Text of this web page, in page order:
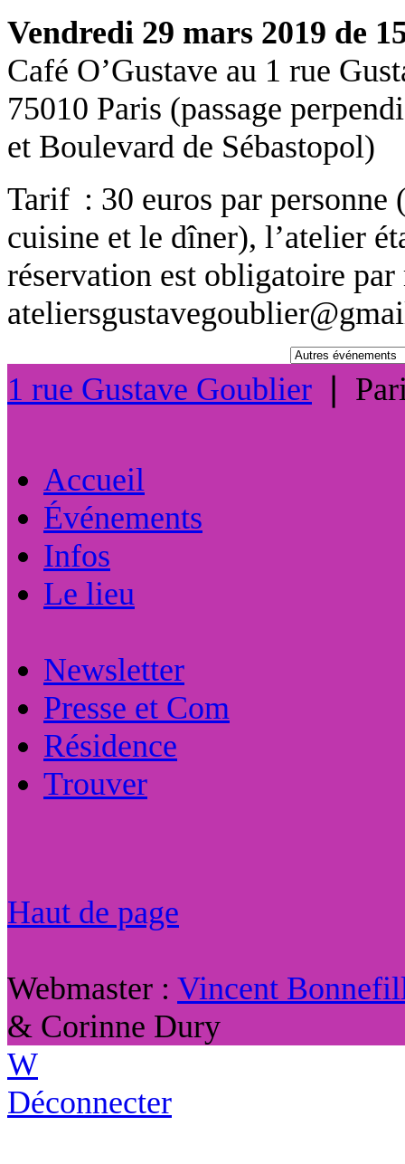
Vendredi 29 mars 2019 de
Café O’Gustave au 1 rue
75010 Paris (passage
et Boulevard de Sébastopol)
Tarif : 30 euros par personne
cuisine et le dîner), l’atelier
réservation est obligatoire
1 rue Gustave Goublier
Accueil
Événements
Infos
Le lieu
Newsletter
Presse et Com
Résidence
Trouver
Haut de page
Webmaster : Vincent
& Corinne Dury
W
Déconnecter